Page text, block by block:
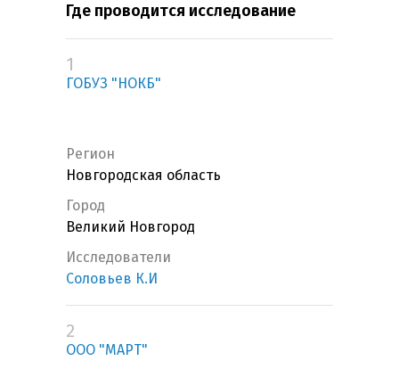
Где проводится исследование
1
ГОБУЗ "НОКБ"
Регион
Новгородская область
Город
Великий Новгород
Исследователи
Соловьев К.И
2
ООО "МАРТ"